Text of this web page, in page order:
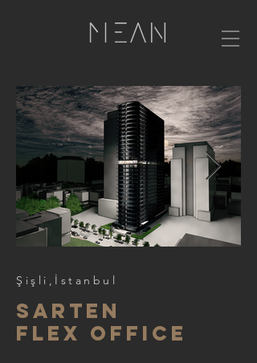
Şişli,İstanbul
sarten
flex office